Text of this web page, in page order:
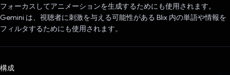
フォーカスしてアニメーションを生成するためにも使用されます。
Gemini は、視聴者に刺激を与える可能性がある Blix 内の単語や情報を
フィルタするためにも使用されます。
構成